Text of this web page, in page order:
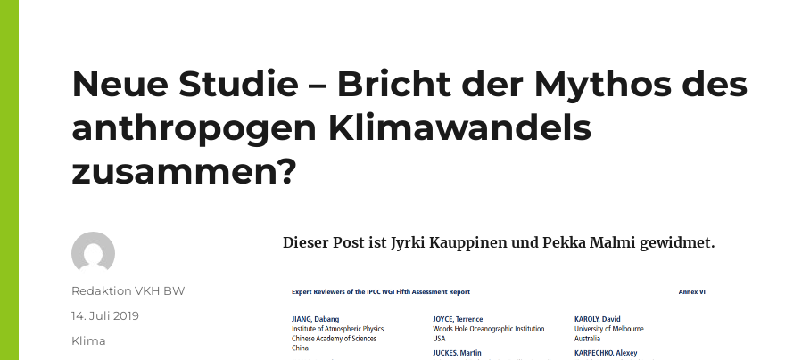
Neue Studie – Bricht der Mythos des
anthropogen Klimawandels
zusammen?
Dieser Post ist Jyrki Kauppinen und Pekka Malmi gewidmet.
Autor
Redaktion VKH BW
Veröffentlicht
am
14. Juli 2019
Kategorien
Klima